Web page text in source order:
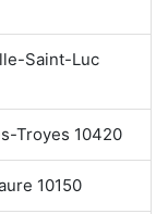
Saint-Luc
Troyes 10420
10150